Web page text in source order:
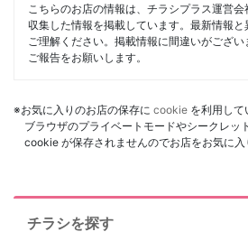
こちらのお店の情報は、チラシプラス運営
収集した情報を掲載しています。最新情報
ご理解ください。掲載情報に間違いがござい
ご報告をお願いします。
※お気に入りのお店の保存に cookie を利用して
ブラウザのプライベートモードやシークレッ
cookie が保存されませんのでお店をお気に入
チラシを探す